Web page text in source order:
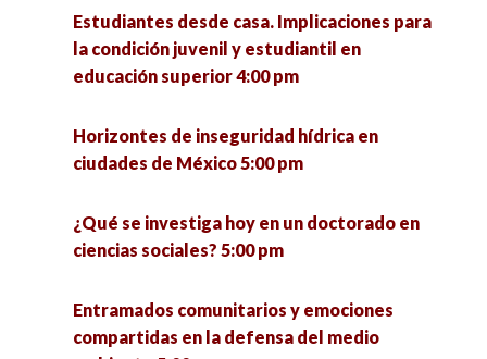
articuladores de la ciudad 5:30 pm
Pymes innovadoras y su impacto social en el
La otra economía. Resultados de investigación
estado de Jalisco y México 7:00 pm
Estudiantes desde casa. Implicaciones para
la condición juvenil y estudiantil en
educación superior 4:00 pm
Horizontes de inseguridad hídrica en
ciudades de México 5:00 pm
¿Qué se investiga hoy en un doctorado en
ciencias sociales? 5:00 pm
Entramados comunitarios y emociones
compartidas en la defensa del medio